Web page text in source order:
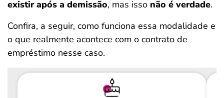
existir após a demissão, mas isso não é verdade.
Confira, a seguir, como funciona essa modalidade e
o que realmente acontece com o contrato de
empréstimo nesse caso.